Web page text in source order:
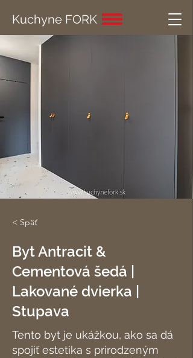
Kuchyne FORK
< Späť
Byt Antracit &
Cementová šedá |
Lakované dvierka |
Stupava
Tento byt je ukážkou, ako sa dá
spojiť estetika s prirodzeným